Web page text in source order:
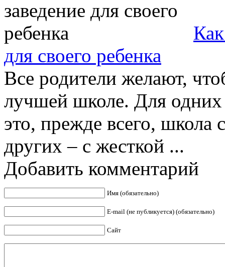
для своего ребенка
Все родители желают,
лучшей школе. Для
это, прежде всего,
других – с жесткой ...
Добавить комментарий
Имя (обязательно)
E-mail (не публикуется) (обязательно)
Сайт